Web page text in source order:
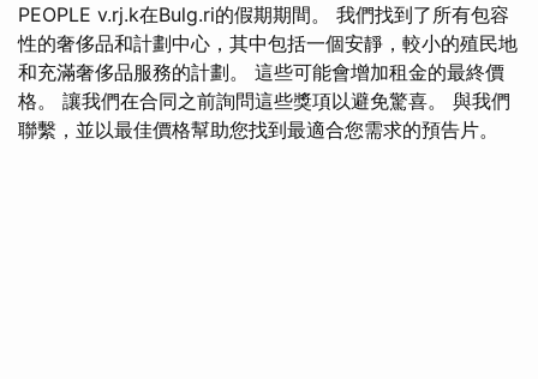
PEOPLE v.rj.k在Bulg.ri的假期期間。 我們找到了所有包容
性的奢侈品和計劃中心，其中包括一個安靜，較小的殖民地
和充滿奢侈品服務的計劃。 這些可能會增加租金的最終價
格。 讓我們在合同之前詢問這些獎項以避免驚喜。 與我們
聯繫，並以最佳價格幫助您找到最適合您需求的預告片。